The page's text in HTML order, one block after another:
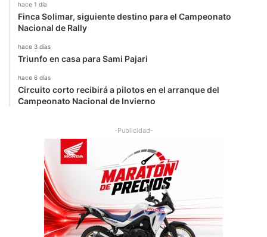
hace 1 día
Finca Solimar, siguiente destino para el Campeonato
Nacional de Rally
hace 3 días
Triunfo en casa para Sami Pajari
hace 6 días
Circuito corto recibirá a pilotos en el arranque del
Campeonato Nacional de Invierno
-Publicidad-